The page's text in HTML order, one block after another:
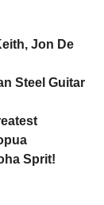
Jon De
Steel Guitar
Sprit!